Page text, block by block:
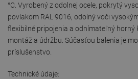
°C. Vyrobený z odolnej ocele, pokrytý
povlakom RAL 9016, odolný voči
flexibilné pripojenia a odnímateľný horný
montáž a údržbu. Súčasťou balenia je
príslušenstvo.
Technické údaje: